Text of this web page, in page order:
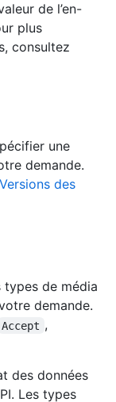
de l’en-
plus
consultez
une
demande.
Versions des
types de média
demande.
Accept ,
des données
Les types